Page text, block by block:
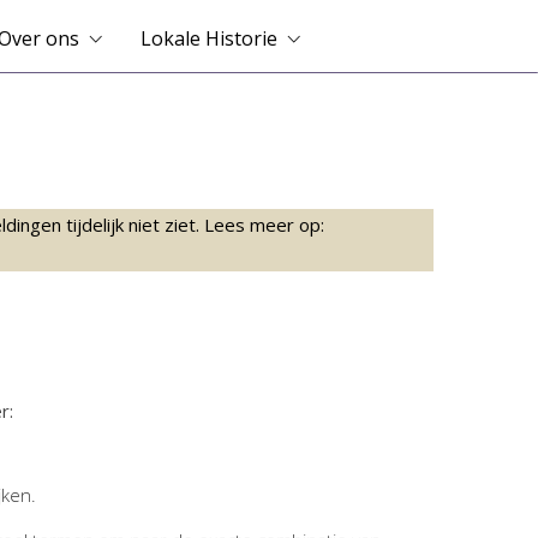
ons Lokale Historie
tijdelijk niet ziet. Lees meer op: